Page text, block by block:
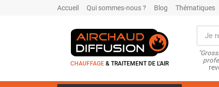
Accueil Qui sommes-nous ? Blog Thématiques
CHAUFFAGE & TRAITEMENT DE L'AIR